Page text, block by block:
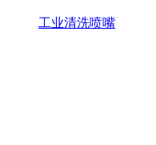
工业清洗喷嘴